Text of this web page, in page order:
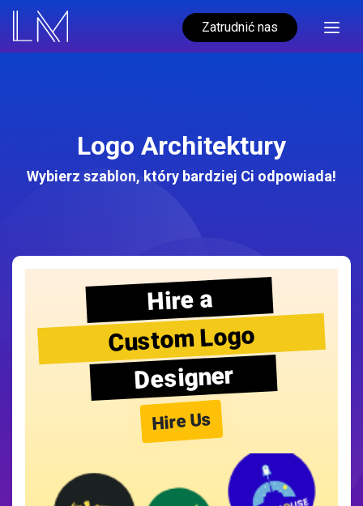
Zatrudnić nas
Logo Architektury
Wybierz szablon, który bardziej Ci odpowiada!
Hire a
Custom Logo
Designer
Hire Us